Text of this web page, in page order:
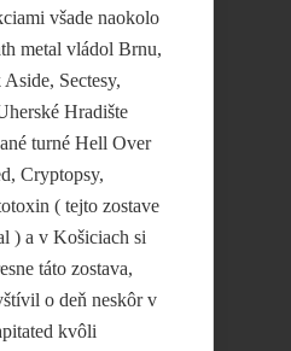
všade naokolo
metal vládol Brnu,
Sectesy,
Hradište
turné Hell Over
Cryptopsy,
( tejto zostave
) a v Košiciach si
táto zostava,
o deň neskôr v
kvôli